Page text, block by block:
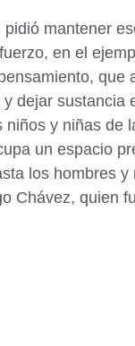
pidió mantener
en el
que
dejar sustancia
niños y niñas de
un espacio
los hombres y
Chávez, quien